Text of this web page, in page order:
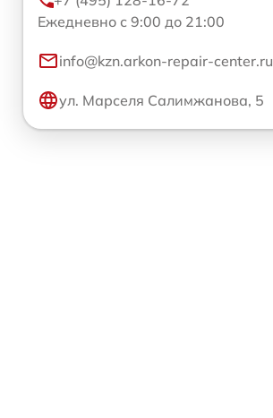
Ежедневно с 9:00 до 21:00
info@kzn.arkon-repair-center.ru
ул. Марселя Салимжанова, 5